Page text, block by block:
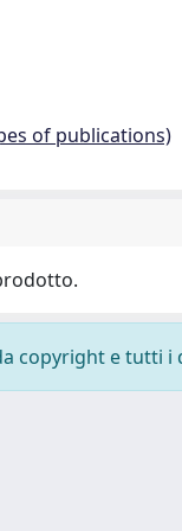
of publications)
copyright e tutti